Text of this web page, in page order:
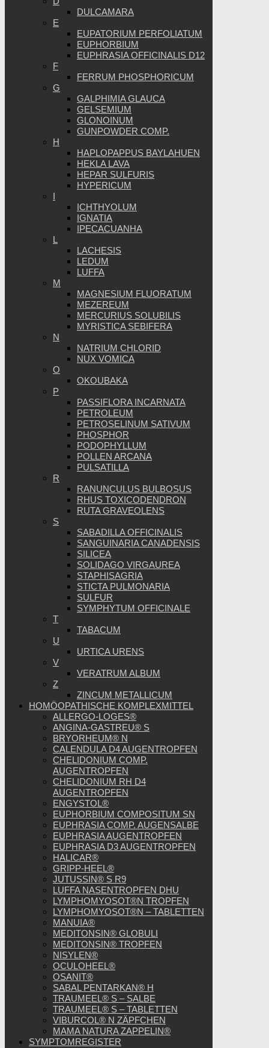
DULCAMARA
E
EUPATORIUM PERFOLIATUM
EUPHORBIUM
EUPHRASIA OFFICINALIS D12
F
FERRUM PHOSPHORICUM
G
GALPHIMIA GLAUCA
GELSEMIUM
GLONOINUM
GUNPOWDER COMP.
H
HAPLOPAPPUS BAYLAHUEN
HEKLA LAVA
HEPAR SULFURIS
HYPERICUM
I
ICHTHYOLUM
IGNATIA
IPECACUANHA
L
LACHESIS
LEDUM
LUFFA
M
MAGNESIUM FLUORATUM
MEZEREUM
MERCURIUS SOLUBILIS
MYRISTICA SEBIFERA
N
NATRIUM CHLORID
NUX VOMICA
O
OKOUBAKA
P
PASSIFLORA INCARNATA
PETROLEUM
PETROSELINUM SATIVUM
PHOSPHOR
PODOPHYLLUM
POLLEN ARCANA
PULSATILLA
R
RANUNCULUS BULBOSUS
RHUS TOXICODENDRON
RUTA GRAVEOLENS
S
SABADILLA OFFICINALIS
SANGUINARIA CANADENSIS
SILICEA
SOLIDAGO VIRGAUREA
STAPHISAGRIA
STICTA PULMONARIA
SULFUR
SYMPHYTUM OFFICINALE
T
TABACUM
U
URTICA URENS
V
VERATRUM ALBUM
Z
ZINCUM METALLICUM
HOMÖOPATHISCHE KOMPLEXMITTEL
ALLERGO-LOGES®
ANGINA-GASTREU® S
BRYORHEUM® N
CALENDULA D4 AUGENTROPFEN
CHELIDONIUM COMP.
AUGENTROPFEN
CHELIDONIUM RH D4
AUGENTROPFEN
ENGYSTOL®
EUPHORBIUM COMPOSITUM SN
EUPHRASIA COMP. AUGENSALBE
EUPHRASIA AUGENTROPFEN
EUPHRASIA D3 AUGENTROPFEN
HALICAR®
GRIPP-HEEL®
JUTUSSIN® S R9
LUFFA NASENTROPFEN DHU
LYMPHOMYOSOT®N TROPFEN
LYMPHOMYOSOT®N – TABLETTEN
MANUIA®
MEDITONSIN® GLOBULI
MEDITONSIN® TROPFEN
NISYLEN®
OCULOHEEL®
OSANIT®
SABAL PENTARKAN® H
TRAUMEEL® S – SALBE
TRAUMEEL® S – TABLETTEN
VIBURCOL® N ZÄPFCHEN
MAMA NATURA ZAPPELIN®
SYMPTOMREGISTER